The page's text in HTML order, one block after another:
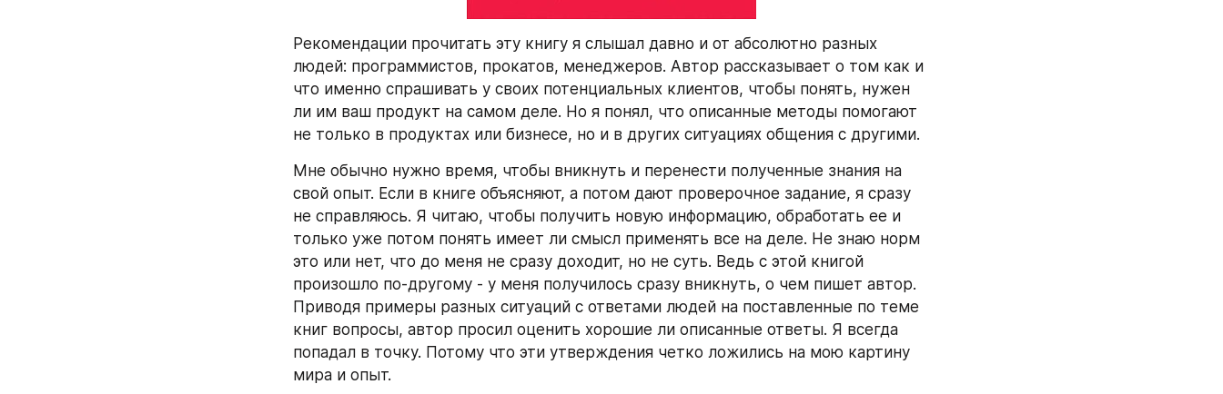
Рекомендации прочитать эту книгу я слышал давно и от абсолютно разных
людей: программистов, прокатов, менеджеров. Автор рассказывает о том как и
что именно спрашивать у своих потенциальных клиентов, чтобы понять, нужен
ли им ваш продукт на самом деле. Но я понял, что описанные методы помогают
не только в продуктах или бизнесе, но и в других ситуациях общения с другими.
Мне обычно нужно время, чтобы вникнуть и перенести полученные знания на
свой опыт. Если в книге объясняют, а потом дают проверочное задание, я сразу
не справляюсь. Я читаю, чтобы получить новую информацию, обработать ее и
только уже потом понять имеет ли смысл применять все на деле. Не знаю норм
это или нет, что до меня не сразу доходит, но не суть. Ведь с этой книгой
произошло по-другому - у меня получилось сразу вникнуть, о чем пишет автор.
Приводя примеры разных ситуаций с ответами людей на поставленные по теме
книг вопросы, автор просил оценить хорошие ли описанные ответы. Я всегда
попадал в точку. Потому что эти утверждения четко ложились на мою картину
мира и опыт.